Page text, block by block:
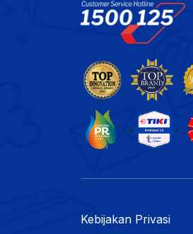
Kebijakan Privasi